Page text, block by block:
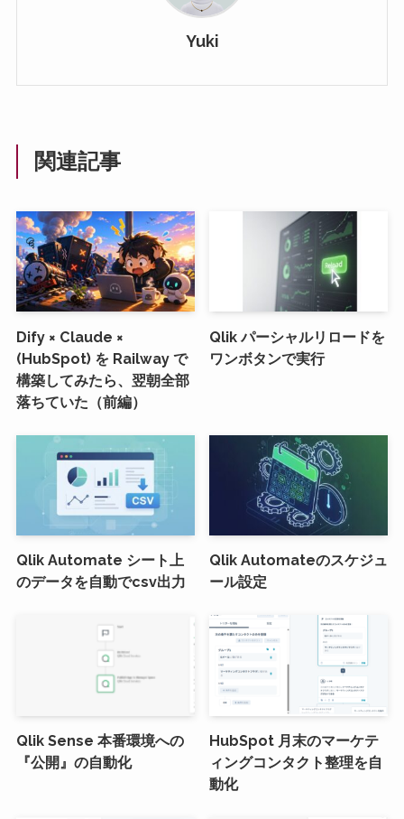
Yuki
関連記事
Dify × Claude ×
(HubSpot) を Railway で
構築してみたら、翌朝全部
落ちていた（前編）
Qlik パーシャルリロードを
ワンボタンで実行
Qlik Automate シート上
のデータを自動でcsv出力
Qlik Automateのスケジュ
ール設定
Qlik Sense 本番環境への
『公開』の自動化
HubSpot 月末のマーケテ
ィングコンタクト整理を自
動化